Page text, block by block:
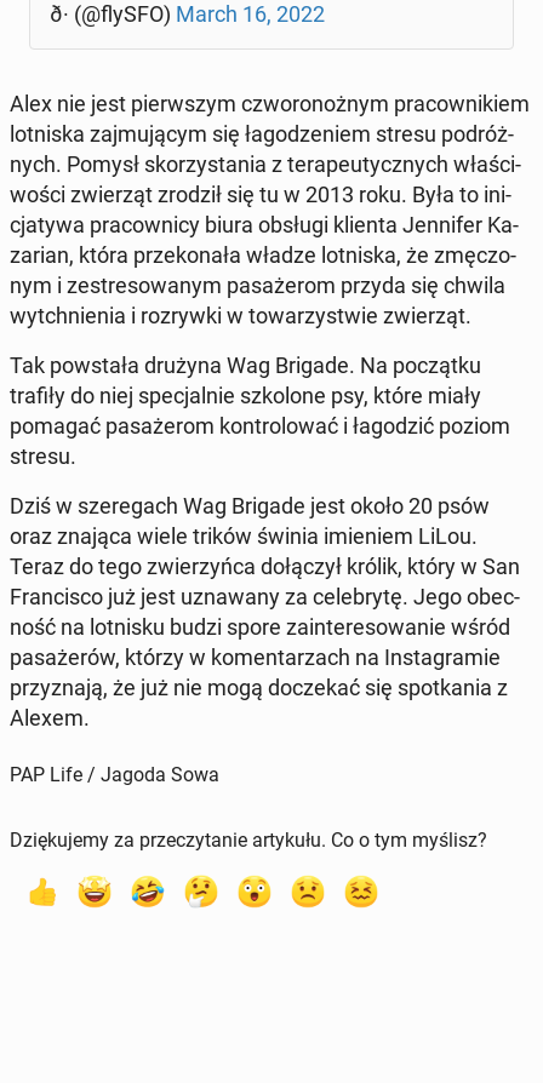
ð· (@flySFO) March 16, 2022
Alex nie jest pierw­szym czwo­ro­noż­nym pra­cow­ni­kiem
lot­ni­ska zaj­mu­ją­cym się ła­go­dze­niem stresu po­dróż­
nych. Pomysł sko­rzy­sta­nia z te­ra­peu­tycz­nych wła­ści­
wo­ści zwie­rząt zrodził się tu w 2013 roku. Była to ini­
cja­ty­wa pra­cow­ni­cy biura obsługi klienta Jen­ni­fer Ka­
za­rian, która prze­ko­na­ła władze lot­ni­ska, że zmę­czo­
nym i ze­stre­so­wa­nym pa­sa­że­rom przyda się chwila
wy­tchnie­nia i roz­ryw­ki w to­wa­rzy­stwie zwie­rząt.
Tak po­wsta­ła drużyna Wag Brigade. Na po­cząt­ku
trafiły do niej spe­cjal­nie szko­lo­ne psy, które miały
pomagać pa­sa­że­rom kon­tro­lo­wać i ła­go­dzić poziom
stresu.
Dziś w sze­re­gach Wag Brigade jest około 20 psów
oraz znająca wiele trików świnia imie­niem LiLou.
Teraz do tego zwie­rzyń­ca do­łą­czył królik, który w San
Fran­ci­sco już jest uzna­wa­ny za ce­le­bry­tę. Jego obec­
ność na lot­ni­sku budzi spore za­in­te­re­so­wa­nie wśród
pa­sa­że­rów, którzy w ko­men­ta­rzach na In­sta­gra­mie
przy­zna­ją, że już nie mogą do­cze­kać się spo­tka­nia z
Alexem.
PAP Life / Jagoda Sowa
Dziękujemy za przeczytanie artykułu. Co o tym myślisz?